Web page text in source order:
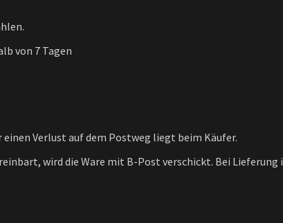
von 7 Tagen
Verlust auf dem Postweg liegt beim Käufer.
wird die Ware mit B-Post verschickt. Bei Lieferung